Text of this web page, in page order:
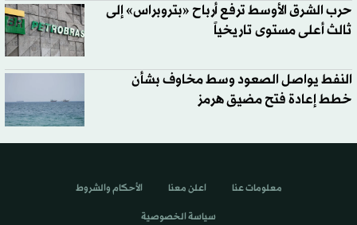
حرب الشرق الأوسط ترفع أرباح «بتروبراس» إلى
ثالث أعلى مستوى تاريخياً
النفط يواصل الصعود وسط مخاوف بشأن
خطط إعادة فتح مضيق هرمز
معلومات عنا اعلن معنا الأحكام والشروط
سياسة الخصوصية